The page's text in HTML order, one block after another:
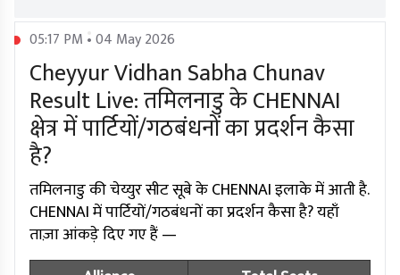
05:17 PM • 04 May 2026
Cheyyur Vidhan Sabha Chunav
Result Live: तमिलनाडु के CHENNAI
क्षेत्र में पार्टियों/गठबंधनों का प्रदर्शन कैसा
है?
तमिलनाडु की चेय्युर सीट सूबे के CHENNAI इलाके में आती है.
CHENNAI में पार्टियों/गठबंधनों का प्रदर्शन कैसा है? यहाँ
ताज़ा आंकड़े दिए गए हैं —